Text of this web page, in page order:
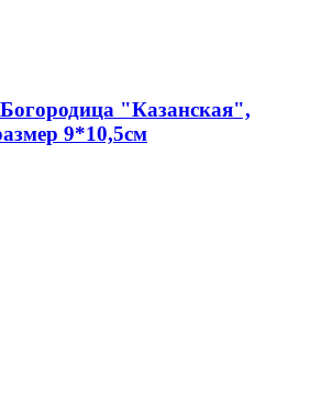
"Казанская",
9*10,5см